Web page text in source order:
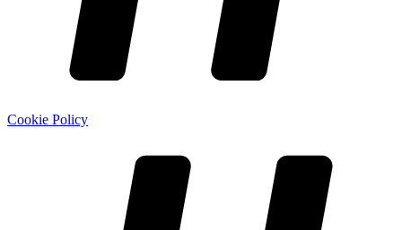
Cookie Policy